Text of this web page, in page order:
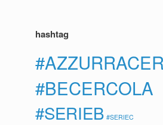
hashtag
#BECERCOLA
#SERIEB #SERIEC